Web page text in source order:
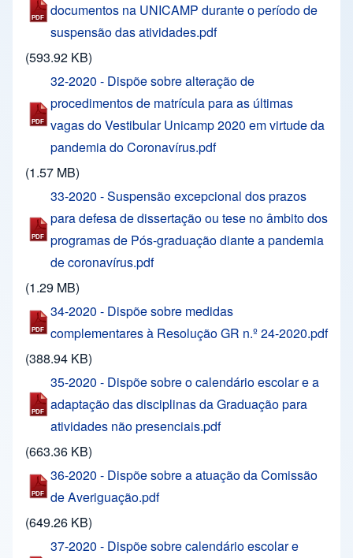
documentos na UNICAMP durante o período de
suspensão das atividades.pdf
(593.92 KB)
32-2020 - Dispõe sobre alteração de
procedimentos de matrícula para as últimas
vagas do Vestibular Unicamp 2020 em virtude da
pandemia do Coronavírus.pdf
(1.57 MB)
33-2020 - Suspensão excepcional dos prazos
para defesa de dissertação ou tese no âmbito dos
programas de Pós-graduação diante a pandemia
de coronavírus.pdf
(1.29 MB)
34-2020 - Dispõe sobre medidas
complementares à Resolução GR n.º 24-2020.pdf
(388.94 KB)
35-2020 - Dispõe sobre o calendário escolar e a
adaptação das disciplinas da Graduação para
atividades não presenciais.pdf
(663.36 KB)
36-2020 - Dispõe sobre a atuação da Comissão
de Averiguação.pdf
(649.26 KB)
37-2020 - Dispõe sobre calendário escolar e